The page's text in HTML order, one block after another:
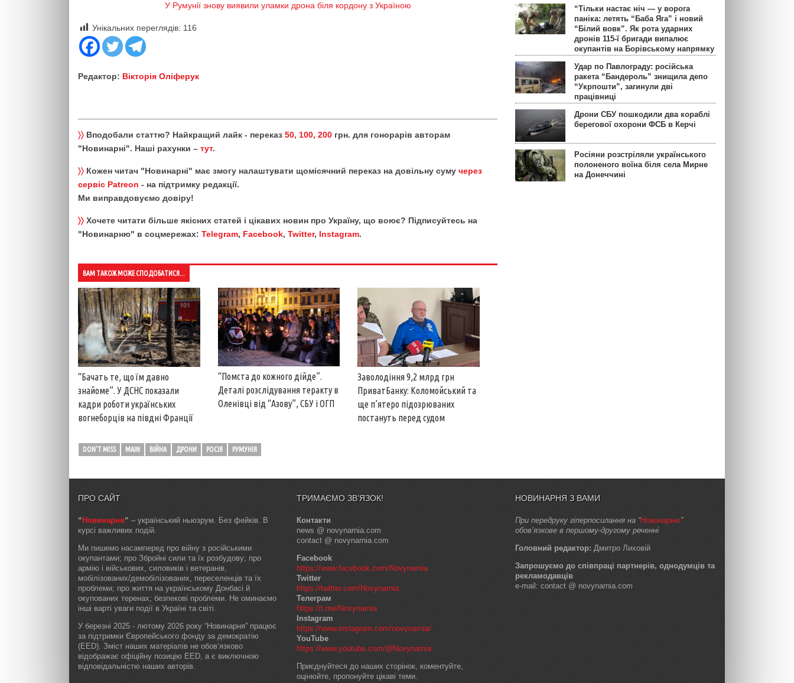
У Румунії знову виявили уламки дрона біля кордону з Україною
Унікальних переглядів: 116
Редактор: Вікторія Оліферук
〉〉 Вподобали статтю? Найкращий лайк - переказ 50, 100, 200 грн. для гонорарів авторам
"Новинарні". Наші рахунки – тут.
〉〉 Кожен читач "Новинарні" має змогу налаштувати щомісячний переказ на довільну суму через
сервіс Patreon - на підтримку редакції.
Ми виправдовуємо довіру!
〉〉 Хочете читати більше якісних статей і цікавих новин про Україну, що воює? Підписуйтесь на
"Новинарню" в соцмережах: Telegram, Facebook, Twitter, Instagram.
ВАМ ТАКОЖ МОЖЕ СПОДОБАТИСЯ...
“Бачать те, що їм давно
знайоме”. У ДСНС показали
кадри роботи українських
вогнеборців на півдні Франції
“Помста до кожного дійде”.
Деталі розслідування теракту в
Оленівці від “Азову”, СБУ і ОГП
Заволодіння 9,2 млрд грн
ПриватБанку: Коломойський та
ще п’ятеро підозрюваних
постануть перед судом
DON'T MISS MAIN ВІЙНА ДРОНИ РОСІЯ РУМУНІЯ
“Тільки настає ніч — у ворога
паніка: летять “Баба Яга” і новий
“Білий вовк”. Як рота ударних
дронів 115-ї бригади випалює
окупантів на Борівському напрямку
Удар по Павлограду: російська
ракета “Бандероль” знищила депо
“Укрпошти”, загинули дві
працівниці
Дрони СБУ пошкодили два кораблі
берегової охорони ФСБ в Керчі
Росіяни розстріляли українського
полоненого воїна біля села Мирне
на Донеччині
ПРО САЙТ
“Новинарня“ – український ньюзрум. Без фейків. В
курсі важливих подій.
Ми пишемо насамперед про війну з російськими
окупантами; про Збройні сили та їх розбудову; про
армію і військових, силовиків і ветеранів,
мобілізованих/демобілізованих, переселенців та їх
проблеми; про життя на українському Донбасі й
окупованих теренах; безпекові проблеми. Не оминаємо
інші варті уваги події в Україні та світі.
У березні 2025 - лютому 2026 року “Новинарня” працює
за підтримки Європейського фонду за демократію
(EED). Зміст наших матеріалів не обов’язково
відображає офіційну позицію EED, а є виключною
відповідальністю наших авторів.
ТРИМАЄМО ЗВ’ЯЗОК!
Контакти
news @ novynarnia.com
contact @ novynarnia.com
Facebook
https://www.facebook.com/Novynarnia
Twitter
https://twitter.com/Novynarnia
Телеграм
https://t.me/Novynarnia
Instagram
https://www.instagram.com/novynarnia/
YouTube
https://www.youtube.com/@Novynarnia
Приєднуйтеся до наших сторінок, коментуйте,
оцінюйте, пропонуйте цікаві теми.
НОВИНАРНЯ З ВАМИ
При передруку гіперпосилання на “Новинарню”
обов’язкове в першому-другому реченні
Головний редактор: Дмитро Лиховій
Запрошуємо до співпраці партнерів, однодумців та
рекламодавців
e-mail: contact @ novynarnia.com